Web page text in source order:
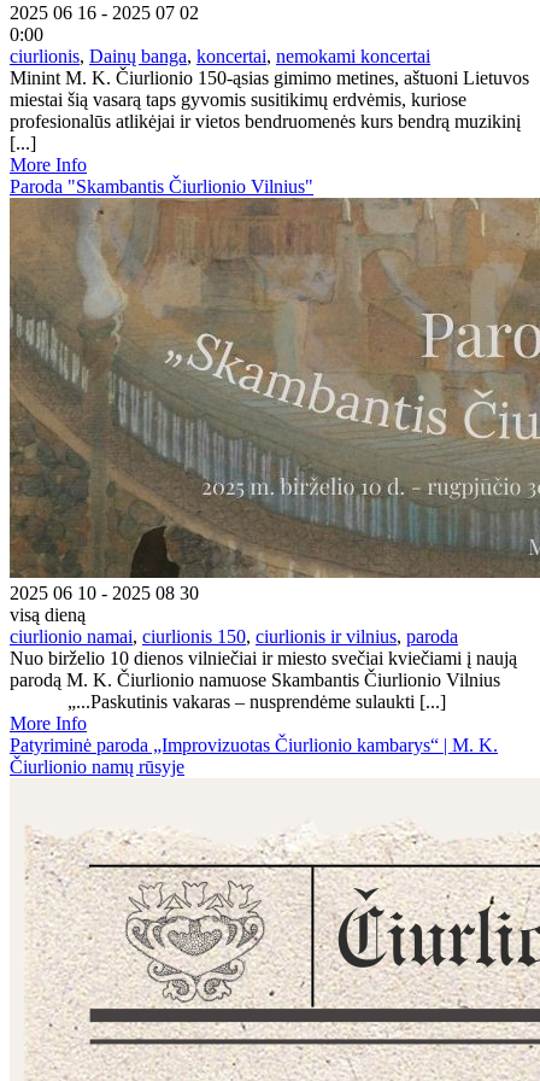
2025 06 16 - 2025 07 02
0:00
ciurlionis, Dainų banga, koncertai, nemokami koncertai
Minint M. K. Čiurlionio 150-ąsias gimimo metines, aštuoni Lietuvos
miestai šią vasarą taps gyvomis susitikimų erdvėmis, kuriose
profesionalūs atlikėjai ir vietos bendruomenės kurs bendrą muzikinį
[...]
More Info
Paroda "Skambantis Čiurlionio Vilnius"
2025 06 10 - 2025 08 30
visą dieną
ciurlionio namai, ciurlionis 150, ciurlionis ir vilnius, paroda
Nuo birželio 10 dienos vilniečiai ir miesto svečiai kviečiami į naują
parodą M. K. Čiurlionio namuose Skambantis Čiurlionio Vilnius
„...Paskutinis vakaras – nusprendėme sulaukti [...]
More Info
Patyriminė paroda „Improvizuotas Čiurlionio kambarys“ | M. K.
Čiurlionio namų rūsyje